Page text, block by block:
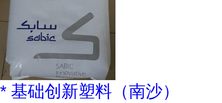
* 基础创新塑料（南沙）